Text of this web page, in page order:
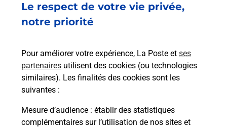
Le respect de votre vie privée,
notre priorité
Pour améliorer votre expérience, La Poste et ses
partenaires utilisent des cookies (ou technologies
similaires). Les finalités des cookies sont les
suivantes :
Mesure d’audience : établir des statistiques
complémentaires sur l’utilisation de nos sites et
Recherchez un autre point de contact
Questions fréquemment posées
Quel réseau utilise La Poste Mobile ?